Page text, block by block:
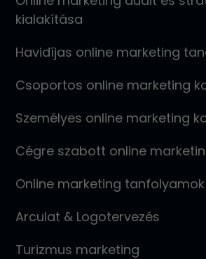
kialakítása
Havidíjas online marketing
Csoportos online marketing
Személyes online marketing
Cégre szabott online
Online marketing
Arculat & Logotervezés
Turizmus marketing